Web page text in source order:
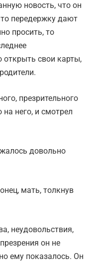
новость, что он
передержку дают
просить, то
открыть свои карты,
презрительного
на него, и смотрел
довольно
мать, толкнув
неудовольствия,
он не
ему показалось. Он